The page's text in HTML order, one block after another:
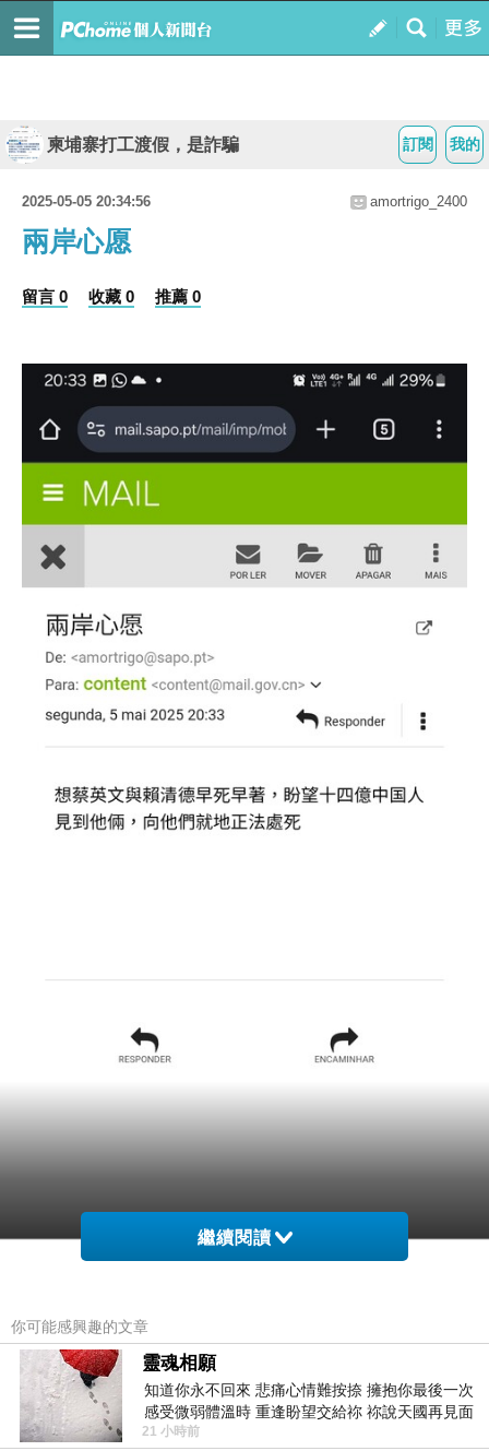
我的
訂閱
柬埔寨打工渡假，是詐騙
2025-05-05 20:34:56 amortrigo_2400
兩岸心愿
留言 0 收藏 0 推薦 0
繼續閱讀
你可能感興趣的文章
靈魂相願
知道你永不回來 悲痛心情難按捺 擁抱你最後一次
感受微弱體溫時 重逢盼望交給祢 祢說天國再見面
此刻忍淚說別離 他日靈魂再
21 小時前